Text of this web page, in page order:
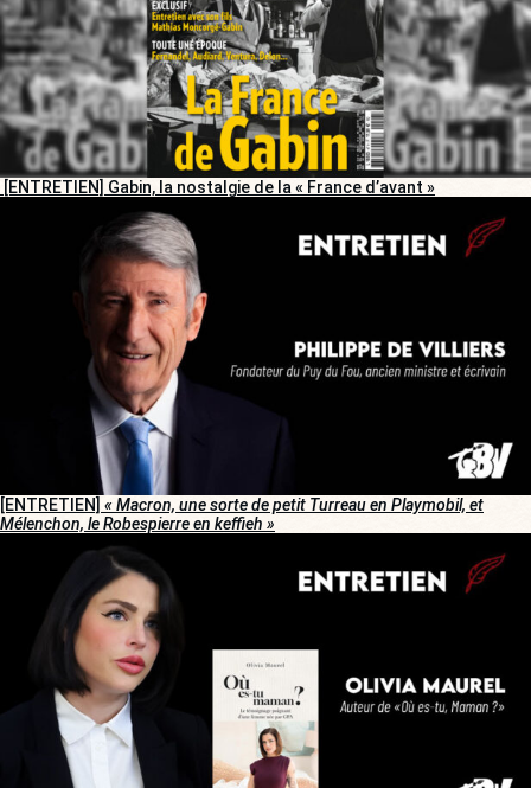
[ENTRETIEN] Gabin, la nostalgie de la « France d’avant »
[ENTRETIEN] « Macron, une sorte de petit Turreau en Playmobil, et
Mélenchon, le Robespierre en keffieh »